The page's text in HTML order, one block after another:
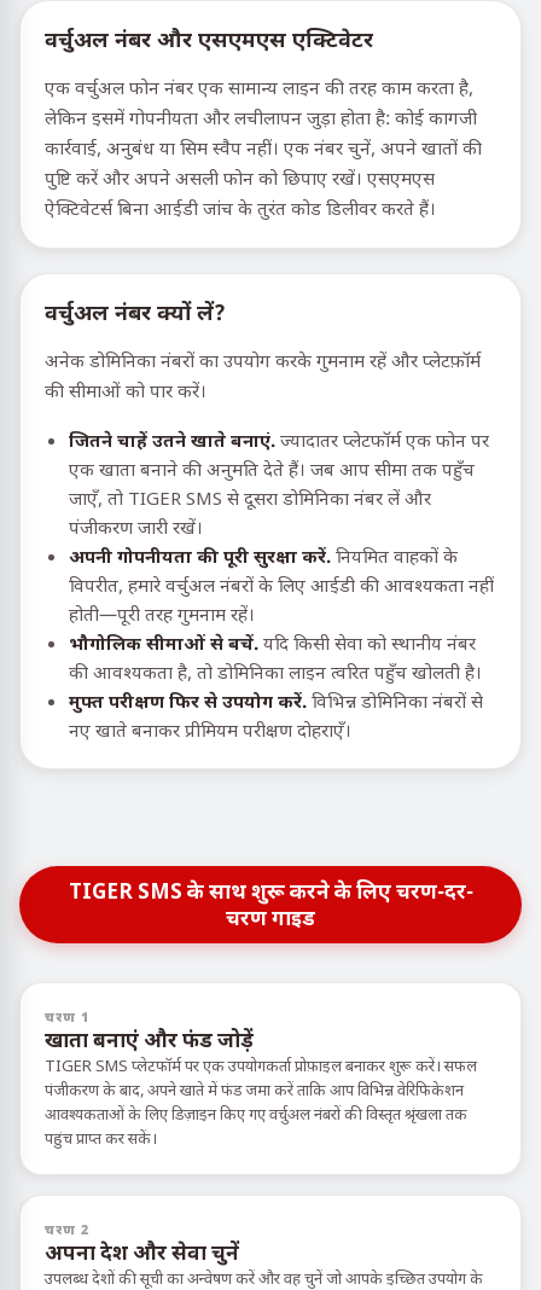
वर्चुअल नंबर और एसएमएस एक्टिवेटर
एक वर्चुअल फोन नंबर एक सामान्य लाइन की तरह काम करता है,
लेकिन इसमें गोपनीयता और लचीलापन जुड़ा होता है: कोई कागजी
कार्रवाई, अनुबंध या सिम स्वैप नहीं। एक नंबर चुनें, अपने खातों की
पुष्टि करें और अपने असली फोन को छिपाए रखें। एसएमएस
ऐक्टिवेटर्स बिना आईडी जांच के तुरंत कोड डिलीवर करते हैं।
वर्चुअल नंबर क्यों लें?
अनेक डोमिनिका नंबरों का उपयोग करके गुमनाम रहें और प्लेटफ़ॉर्म
की सीमाओं को पार करें।
जितने चाहें उतने खाते बनाएं. ज्यादातर प्लेटफॉर्म एक फोन पर
एक खाता बनाने की अनुमति देते हैं। जब आप सीमा तक पहुँच
जाएँ, तो TIGER SMS से दूसरा डोमिनिका नंबर लें और
पंजीकरण जारी रखें।
अपनी गोपनीयता की पूरी सुरक्षा करें. नियमित वाहकों के
विपरीत, हमारे वर्चुअल नंबरों के लिए आईडी की आवश्यकता नहीं
होती—पूरी तरह गुमनाम रहें।
भौगोलिक सीमाओं से बचें. यदि किसी सेवा को स्थानीय नंबर
की आवश्यकता है, तो डोमिनिका लाइन त्वरित पहुँच खोलती है।
मुफ्त परीक्षण फिर से उपयोग करें. विभिन्न डोमिनिका नंबरों से
नए खाते बनाकर प्रीमियम परीक्षण दोहराएँ।
TIGER SMS के साथ शुरू करने के लिए चरण-दर-
चरण गाइड
चरण 1
खाता बनाएं और फंड जोड़ें
TIGER SMS प्लेटफॉर्म पर एक उपयोगकर्ता प्रोफ़ाइल बनाकर शुरू करें। सफल
पंजीकरण के बाद, अपने खाते में फंड जमा करें ताकि आप विभिन्न वेरिफिकेशन
आवश्यकताओं के लिए डिज़ाइन किए गए वर्चुअल नंबरों की विस्तृत श्रृंखला तक
पहुंच प्राप्त कर सकें।
चरण 2
अपना देश और सेवा चुनें
उपलब्ध देशों की सूची का अन्वेषण करें और वह चुनें जो आपके इच्छित उपयोग के